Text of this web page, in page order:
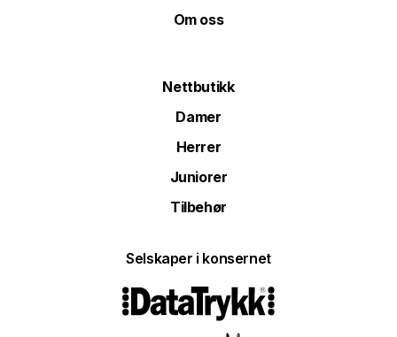
Om oss
Nettbutikk
Damer
Herrer
Juniorer
Tilbehør
Selskaper i konsernet